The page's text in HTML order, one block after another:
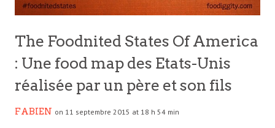
The Foodnited States Of America
: Une food map des Etats-Unis
réalisée par un père et son fils
FABIEN on 11 septembre 2015 at 18 h 54 min